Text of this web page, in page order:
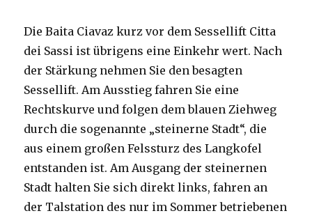
Die Baita Ciavaz kurz vor dem Sessellift Citta
dei Sassi ist übrigens eine Einkehr wert. Nach
der Stärkung nehmen Sie den besagten
Sessellift. Am Ausstieg fahren Sie eine
Rechtskurve und folgen dem blauen Ziehweg
durch die sogenannte „steinerne Stadt“, die
aus einem großen Felssturz des Langkofel
entstanden ist. Am Ausgang der steinernen
Stadt halten Sie sich direkt links, fahren an
der Talstation des nur im Sommer betriebenen